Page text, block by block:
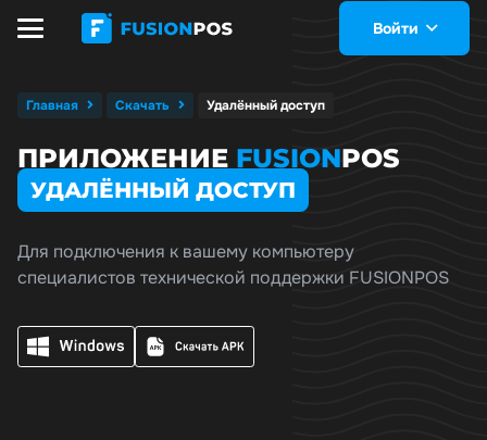
Войти
Главная Скачать Удалённый доступ
ПРИЛОЖЕНИЕ FUSIONPOS
УДАЛЁННЫЙ ДОСТУП
Для подключения к вашему компьютеру
специалистов технической поддержки FUSIONPOS